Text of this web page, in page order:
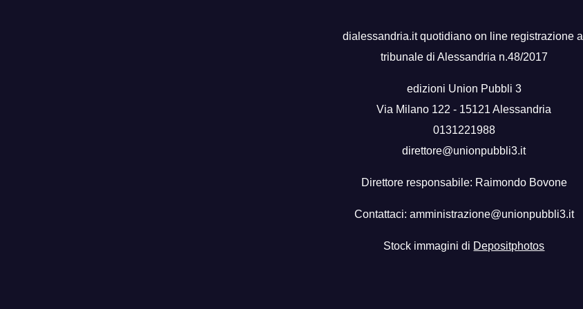
dialessandria.it quotidiano on line registrazione al
tribunale di Alessandria n.48/2017
edizioni Union Pubbli 3
Via Milano 122 - 15121 Alessandria
0131221988
direttore@unionpubbli3.it
Direttore responsabile: Raimondo Bovone
Contattaci: amministrazione@unionpubbli3.it
Stock immagini di Depositphotos